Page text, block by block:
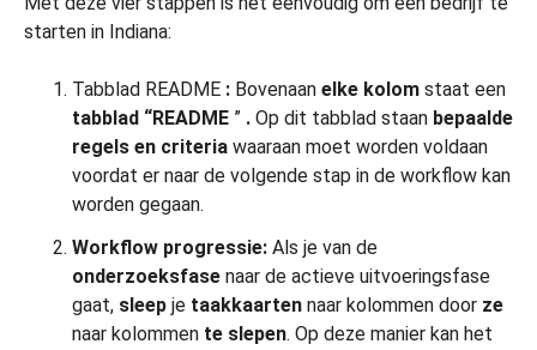
starten in Indiana:
Tabblad README : Bovenaan elke kolom staat een
tabblad “README ” . Op dit tabblad staan bepaalde
regels en criteria waaraan moet worden voldaan
voordat er naar de volgende stap in de workflow kan
worden gegaan.
Workflow progressie: Als je van de
onderzoeksfase naar de actieve uitvoeringsfase
gaat, sleep je taakkaarten naar kolommen door ze
naar kolommen te slepen. Op deze manier kan het